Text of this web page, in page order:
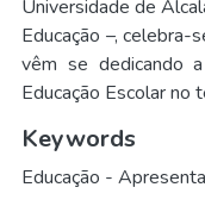
Universidade de
Educação –,
vêm se dedicando
Educação Escolar no
Keywords
Educação -